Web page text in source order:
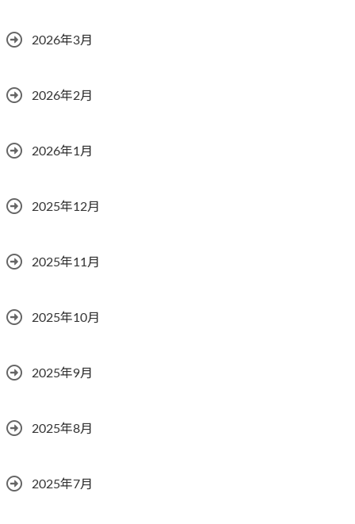
2026年3月
2026年2月
2026年1月
2025年12月
2025年11月
2025年10月
2025年9月
2025年8月
2025年7月